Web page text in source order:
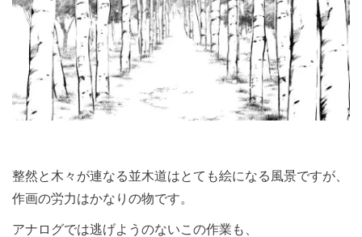
整然と木々が連なる並木道はとても絵になる風景ですが、
作画の労力はかなりの物です。
アナログでは逃げようのないこの作業も、